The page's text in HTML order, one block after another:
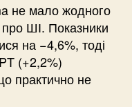
не мало жодного
про ШІ. Показники
на −4,6%, тоді
(+2,2%)
практично не